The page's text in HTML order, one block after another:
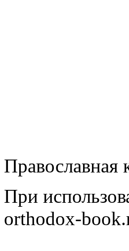
Православная
При
orthodox-